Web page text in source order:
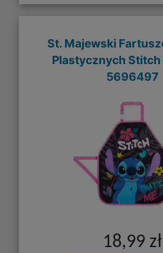
St. Majewski
Plastycznych Stitch
5696497
18,99 zł